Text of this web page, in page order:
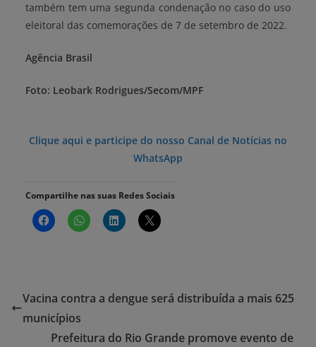
também tem uma segunda condenação no caso do uso
eleitoral das comemorações de 7 de setembro de 2022.
Agência Brasil
Foto: Leobark Rodrigues/Secom/MPF
Clique aqui e participe do nosso Canal de Notícias no
WhatsApp
Compartilhe nas suas Redes Sociais
Vacina contra a dengue será distribuída a mais 625
municípios
Prefeitura do Rio Grande promove evento de